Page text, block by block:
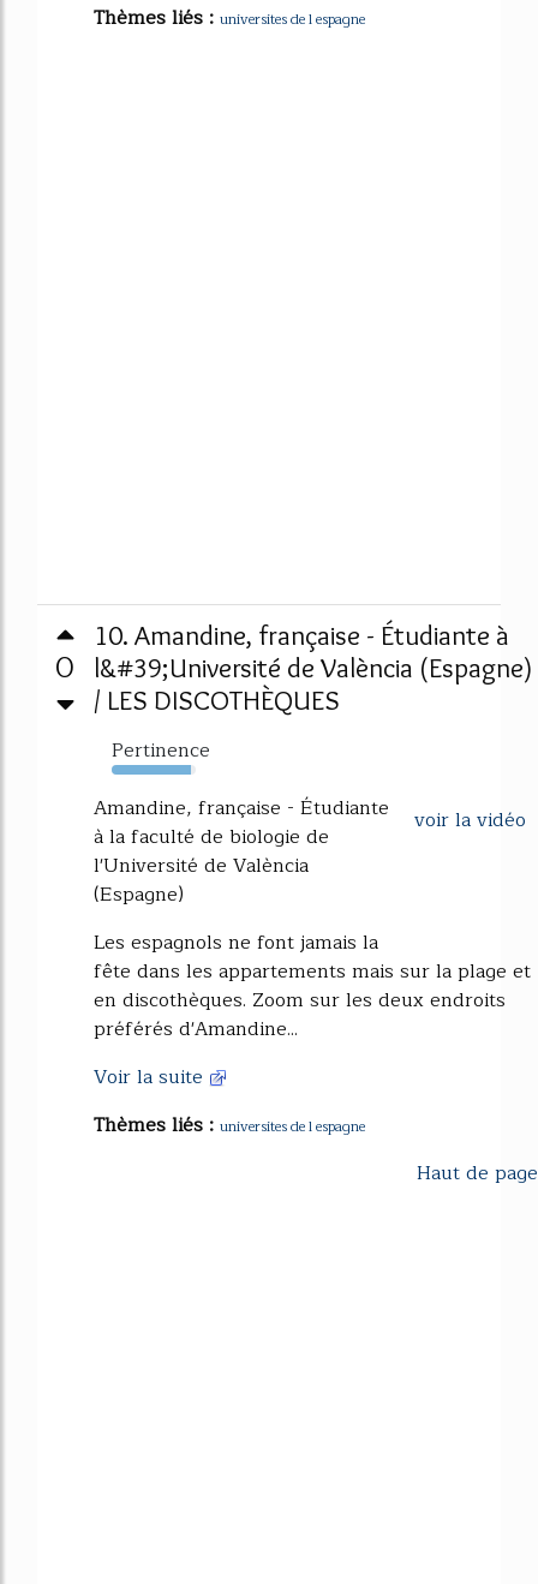
Thèmes liés : universites de l espagne
0
10. Amandine, française - Étudiante à
l&#39;Université de València (Espagne)
/ LES DISCOTHÈQUES
Pertinence
94%
voir la vidéo
Amandine, française - Étudiante
à la faculté de biologie de
l'Université de València
(Espagne)
Les espagnols ne font jamais la
fête dans les appartements mais sur la plage et
en discothèques. Zoom sur les deux endroits
préférés d'Amandine...
Voir la suite
Thèmes liés : universites de l espagne
Haut de page